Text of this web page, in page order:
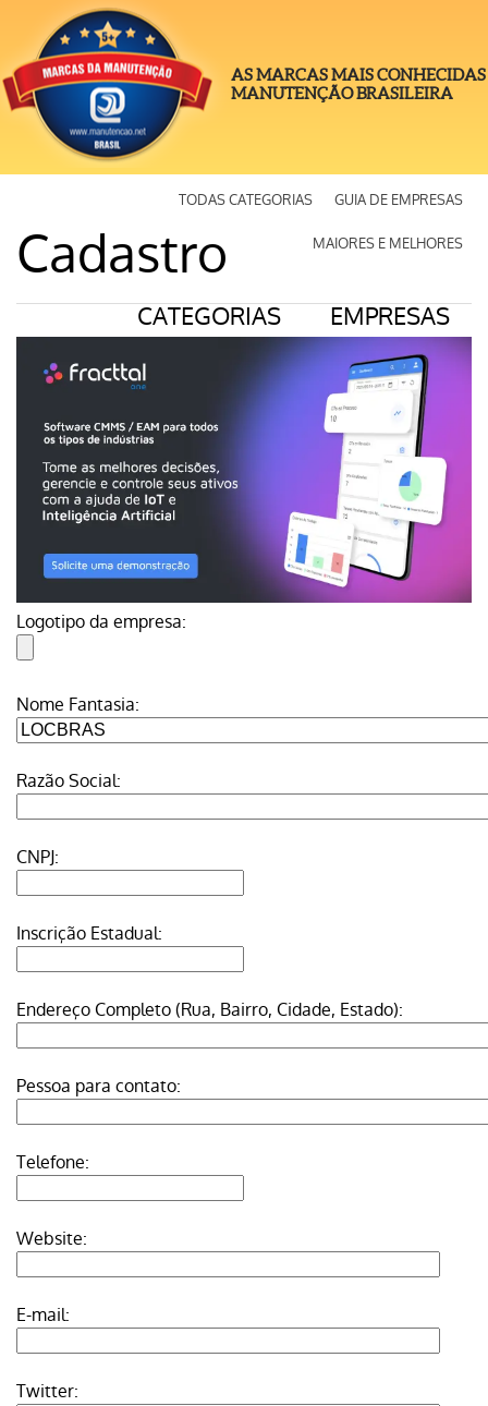
AS MARCAS MAIS
MANUTENÇÃO BRASILEIRA
TODAS CATEGORIAS GUIA DE EMPRESAS
MAIORES E MELHORES
CATEGORIAS
EMPRESAS
RANKING 100
Cadastro
Logotipo da empresa:
Nome Fantasia:
Razão Social:
CNPJ:
Inscrição Estadual:
Endereço Completo (Rua, Bairro, Cidade, Estado):
Pessoa para contato:
Telefone:
Website:
E-mail:
Twitter: